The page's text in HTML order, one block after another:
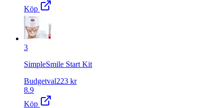
Köp
3
SimpleSmile Start Kit
Budgetval223 kr
8.9
Köp